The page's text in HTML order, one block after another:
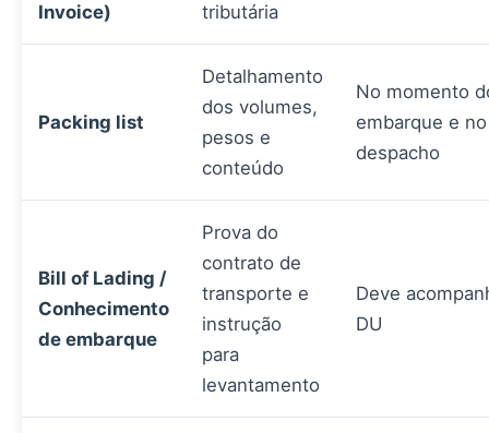
Invoice)
tributária
Packing list
Detalhamento
dos volumes,
pesos e
conteúdo
No momento
embarque e no
despacho
Bill of Lading /
Conhecimento
de embarque
Prova do
contrato de
transporte e
instrução
para
levantamento
Deve
DU